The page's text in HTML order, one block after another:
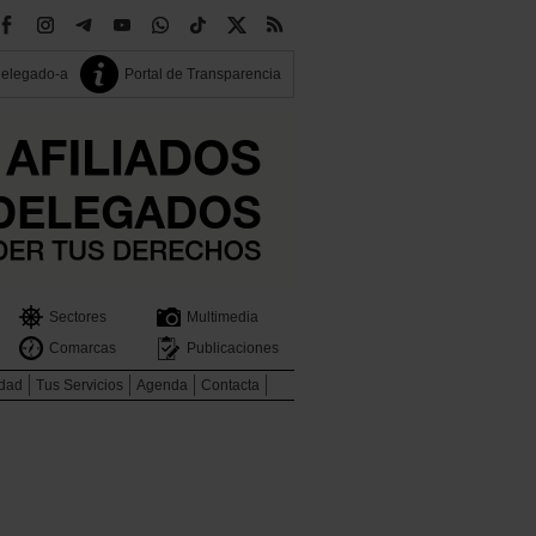
a Portal de Transparencia
Sectores
Multimedia
Comarcas
Publicaciones
Tus Servicios Agenda Contacta